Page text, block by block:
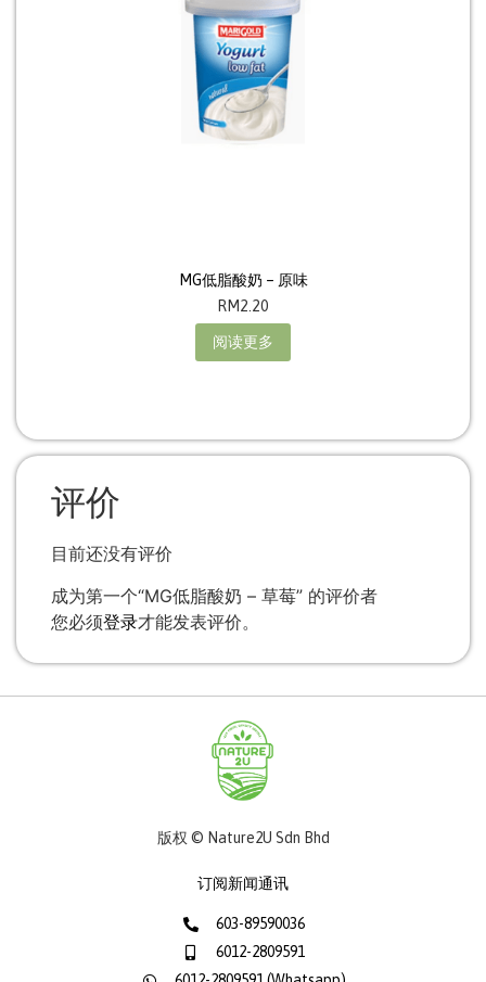
MG低脂酸奶 – 原味
RM2.20
阅读更多
评价
目前还没有评价
成为第一个“MG低脂酸奶 – 草莓” 的评价者
您必须登录才能发表评价。
版权 © Nature2U Sdn Bhd
订阅新闻通讯
603-89590036
6012-2809591